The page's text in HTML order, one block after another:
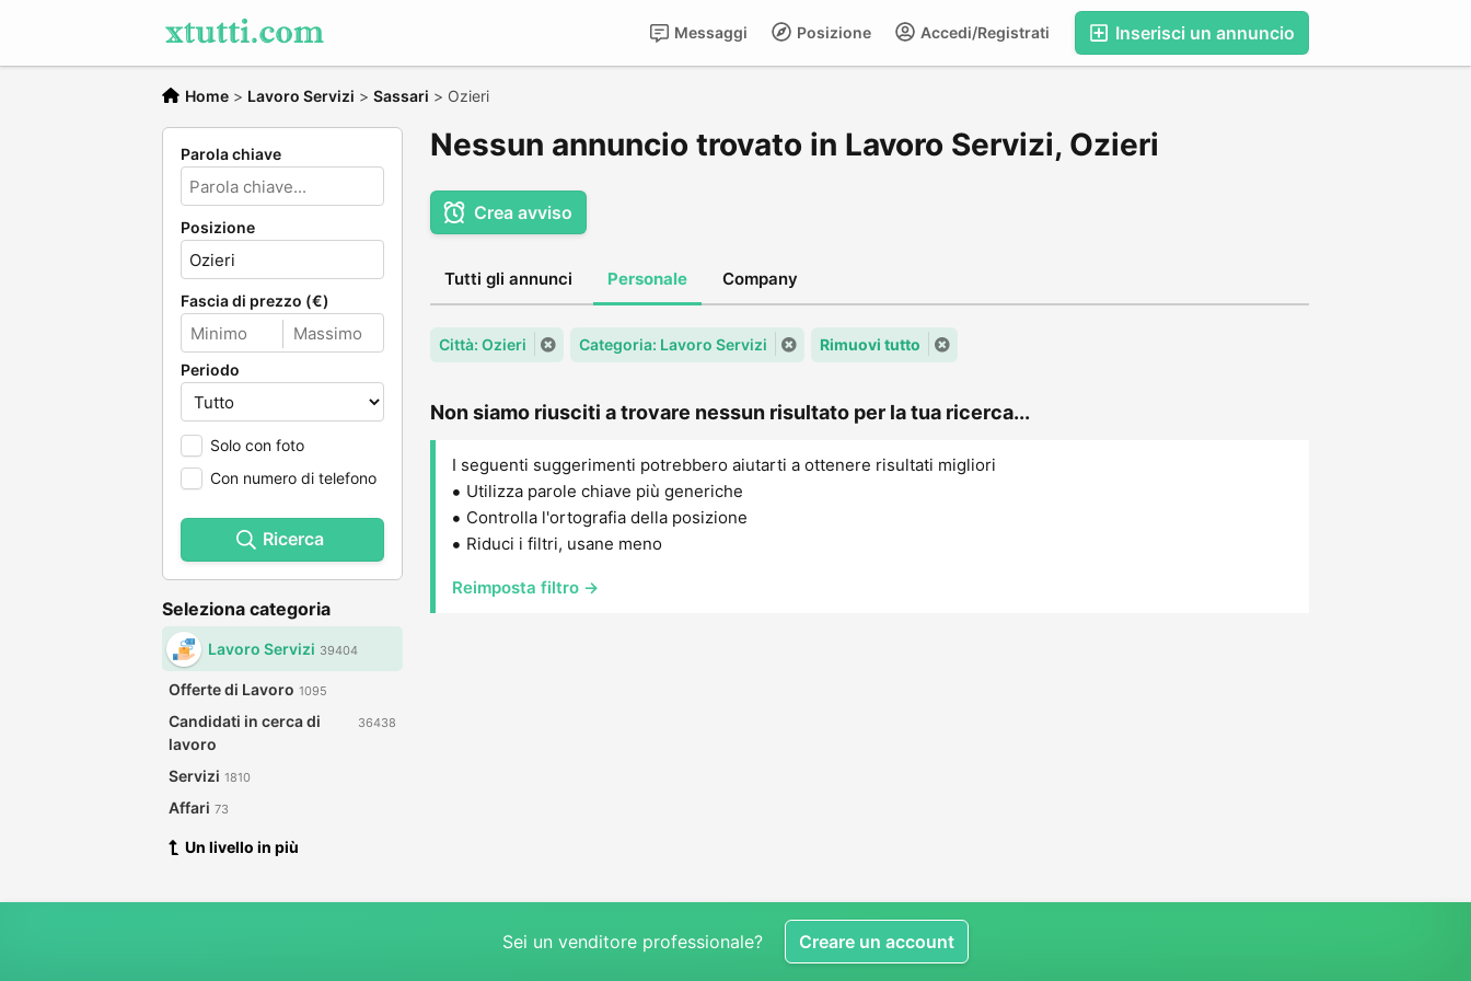
Inserisci un annuncio
Accedi/Registrati
Posizione
Messaggi
Home > Lavoro Servizi > Sassari > Ozieri
Parola chiave
Posizione
Fascia di prezzo (€)
Periodo
Solo con foto
Con numero di telefono
Ricerca
Seleziona categoria
Lavoro Servizi 39404
Offerte di Lavoro 1095
Candidati in cerca di
lavoro
36438
Servizi 1810
Affari 73
Un livello in più
Nessun annuncio trovato in Lavoro Servizi, Ozieri
Crea avviso
Tutti gli annunci Personale Company
Città: Ozieri Categoria: Lavoro Servizi Rimuovi tutto
Non siamo riusciti a trovare nessun risultato per la tua ricerca...
I seguenti suggerimenti potrebbero aiutarti a ottenere risultati migliori
Utilizza parole chiave più generiche
Controlla l'ortografia della posizione
Riduci i filtri, usane meno
Reimposta filtro →
Sei un venditore professionale? Creare un account